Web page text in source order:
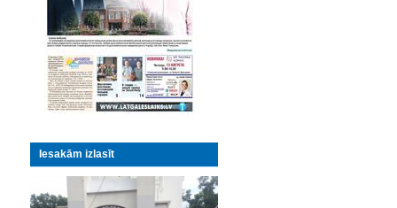
Iesakām izlasīt